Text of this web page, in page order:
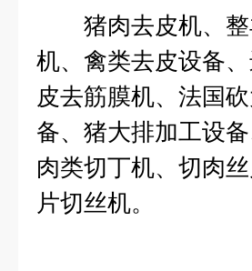
猪肉去皮机、整
机、禽类去皮设备
皮去筋膜机、法国
备、猪大排加工设
肉类切丁机、切肉
片切丝机。